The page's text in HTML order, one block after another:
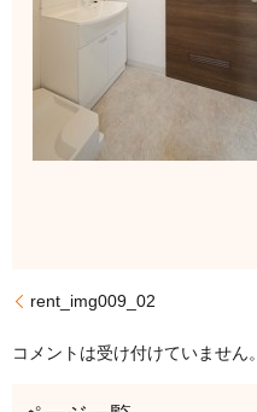
rent_img009_02
コメントは受け付けていません。